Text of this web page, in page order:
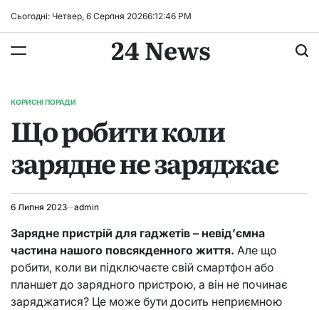
Сьогодні: Четвер, 6 Серпня 20266:12:47 PM
24 News
ОПУБЛІКУВАТИ
КОРИСНІ ПОРАДИ
Що робити коли
зарядне не заряджає
6 Липня 2023 admin
Зарядне пристрій для гаджетів – невід’ємна
частина нашого повсякденного життя. Але що
робити, коли ви підключаєте свій смартфон або
планшет до зарядного пристрою, а він не починає
заряджатися? Це може бути досить неприємною